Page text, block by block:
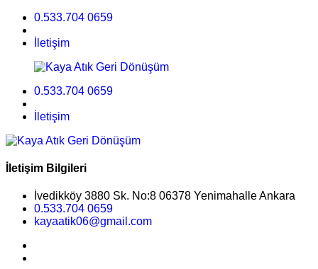
0.533.704 0659
İletişim
0.533.704 0659
İletişim
İletişim Bilgileri
İvedikköy 3880 Sk. No:8 06378 Yenimahalle Ankara
0.533.704 0659
kayaatik06@gmail.com